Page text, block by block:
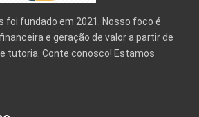
foi fundado em 2021. Nosso foco é
e geração de valor a partir de
tutoria. Conte conosco! Estamos